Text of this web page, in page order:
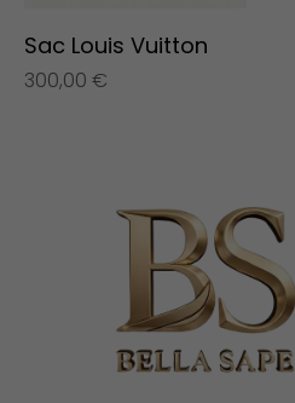
Sac Louis Vuitton
300,00 €